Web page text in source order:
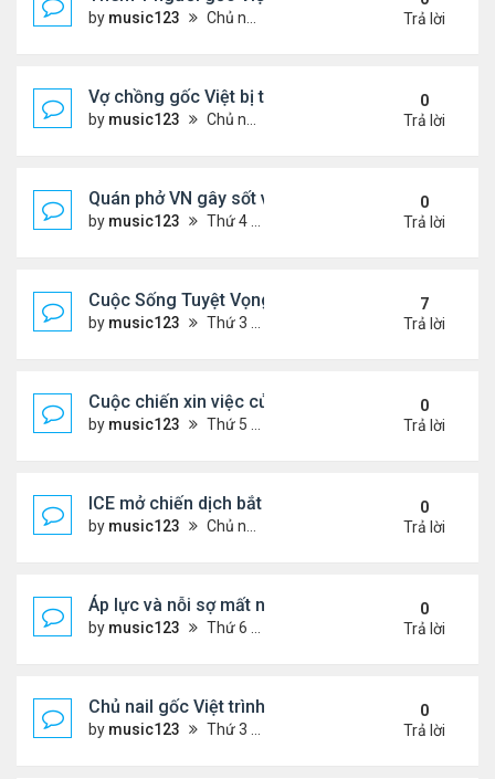
by music123 Chủ nhật Tháng 12 21, 2025 5:03 pm
Trả lời
Vợ chồng gốc Việt bị truy tố khai man $127 triệu...
by music123 Chủ nhật Tháng 12 21, 2025 4:55 pm
0
Trả lời
Quán phở VN gây sốt vì chế biến thịt không đảm
by music123 Thứ 4 Tháng 12 17, 2025 6:13 pm
0
Trả lời
Cuộc Sống Tuyệt Vọng Của Người Việt Vượt Biên
by music123 Thứ 3 Tháng 11 25, 2025 2:44 pm
7
Trả lời
Cuộc chiến xin việc của du học sinh Việt ở Mỹ
by music123 Thứ 5 Tháng 12 11, 2025 6:32 pm
0
Trả lời
ICE mở chiến dịch bắt giữ.. người Việt
by music123 Chủ nhật Tháng 12 07, 2025 5:50 pm
0
Trả lời
Áp lực và nỗi sợ mất nhà của người cao niên gốc
by music123 Thứ 6 Tháng 12 05, 2025 7:33 pm
0
Trả lời
Chủ nail gốc Việt trình diện ICE, và bị trục xuất
by music123 Thứ 3 Tháng 11 18, 2025 5:25 pm
0
Trả lời